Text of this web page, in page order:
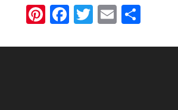
Pinterest
Facebook
Twitter
Email